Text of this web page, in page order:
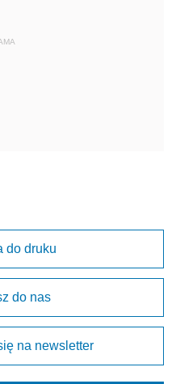
do druku
do nas
na newsletter